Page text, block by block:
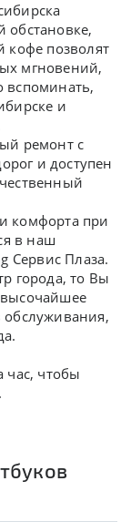
обстановке,
кофе позволят
мгновений,
вспоминать,
и
ремонт с
и доступен
комфорта при
в наш
Сервис Плаза.
города, то Вы
обслуживания,
час, чтобы